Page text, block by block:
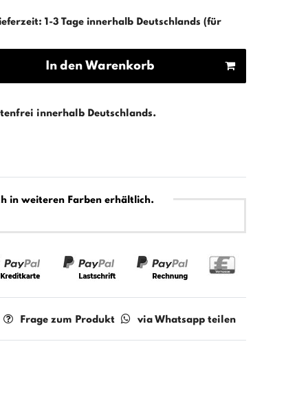
1-3 Tage innerhalb Deutschlands (für
In den Warenkorb
innerhalb Deutschlands.
in weiteren Farben erhältlich.
Frage zum Produkt via Whatsapp teilen